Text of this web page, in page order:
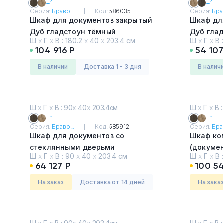
+1
Серия: Браво... Код: 586035
Шкаф для документов закрытый
Дуб гладстоун тёмный
Ш х Г х В : 180.2 х 40 х 203.4 см
104 916 Р
в наличии Доставка 1 - 3 дня
+1
Серия:
Шкаф
Дуб
Ш х Г х В :
54
в
Ш х Г х В : 90х 40х 203.4см
+1
Серия: Браво... Код: 585912
Шкаф для документов со
стеклянными дверьми
Дуб гладстоун тёмный
Ш х Г х В : 90 х 40 х 203.4 см
64 127 Р
На заказ Доставка от 14 дней
Ш х Г х В
+1
Серия:
Шкаф
узкий)
Дуб
Ш х Г х В :
100
На заказ
Тумбы офисные
Офисные шкафы
Офисные диваны
мебель
Обеденная зона
Искусственные растения
Кашпо